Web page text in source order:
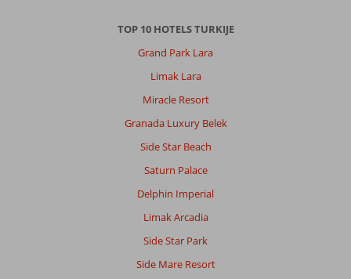
TOP 10 HOTELS TURKIJE
Grand Park Lara
Limak Lara
Miracle Resort
Granada Luxury Belek
Side Star Beach
Saturn Palace
Delphin Imperial
Limak Arcadia
Side Star Park
Side Mare Resort